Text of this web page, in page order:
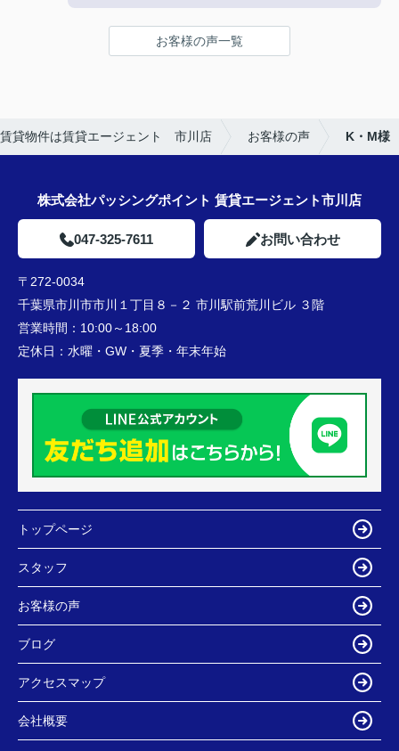
か？
LINEでのコミュニケーションでやりやすい！
お客様の声一覧
貸物件は賃貸エージェント 市川店 お客様の声 K・M様
株式会社パッシングポイント 賃貸エージェント市川店
047-325-7611 お問い合わせ
〒272-0034
千葉県市川市市川１丁目８－２ 市川駅前荒川ビル ３階
営業時間： 10:00～18:00
定休日： 水曜・GW・夏季・年末年始
トップページ
スタッフ
お客様の声
ブログ
アクセスマップ
会社概要